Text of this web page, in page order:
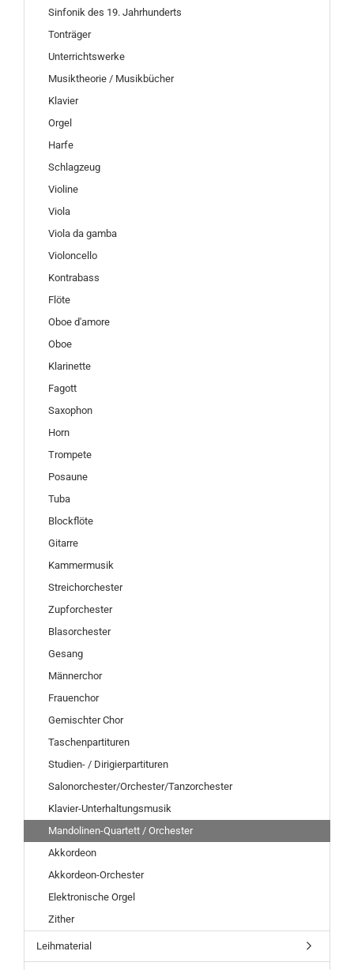
Sinfonik des 19. Jahrhunderts
Tonträger
Unterrichtswerke
Musiktheorie / Musikbücher
Klavier
Orgel
Harfe
Schlagzeug
Violine
Viola
Viola da gamba
Violoncello
Kontrabass
Flöte
Oboe d'amore
Oboe
Klarinette
Fagott
Saxophon
Horn
Trompete
Posaune
Tuba
Blockflöte
Gitarre
Kammermusik
Streichorchester
Zupforchester
Blasorchester
Gesang
Männerchor
Frauenchor
Gemischter Chor
Taschenpartituren
Studien- / Dirigierpartituren
Salonorchester/Orchester/Tanzorchester
Klavier-Unterhaltungsmusik
Mandolinen-Quartett / Orchester
Akkordeon
Akkordeon-Orchester
Elektronische Orgel
Zither
Leihmaterial